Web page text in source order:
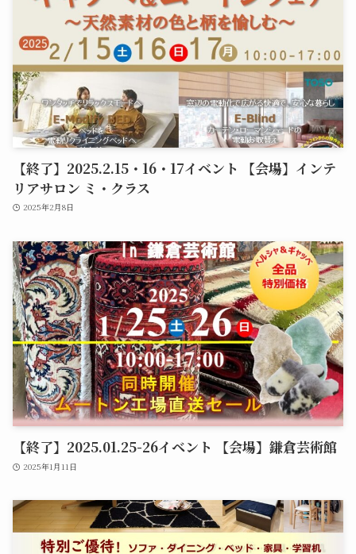
【終了】2025.2.15・16・17イベント 【会場】インテ
リアサロン ミ・クラス
2025年2月8日
【終了】2025.01.25-26イベント 【会場】鎌倉芸術館
2025年1月11日